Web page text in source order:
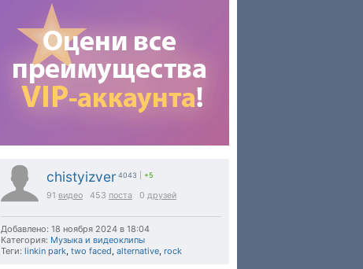
chistyizver 4043 +5
91 видео 453 поста 0 друзей
Добавлено: 18 ноября 2024 в 18:04
Категория: Музыка и видеоклипы
Теги: linkin park, two faced, alternative, rock